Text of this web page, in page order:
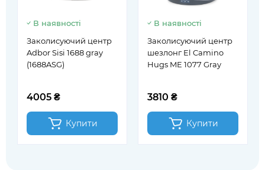
В наявності
Заколисуючий центр
Adbor Sisi 1688 gray
(1688ASG)
4005 ₴
Купити
В наявності
Заколисуючий центр
шезлонг El Camino
Hugs ME 1077 Gray
3810 ₴
Купити